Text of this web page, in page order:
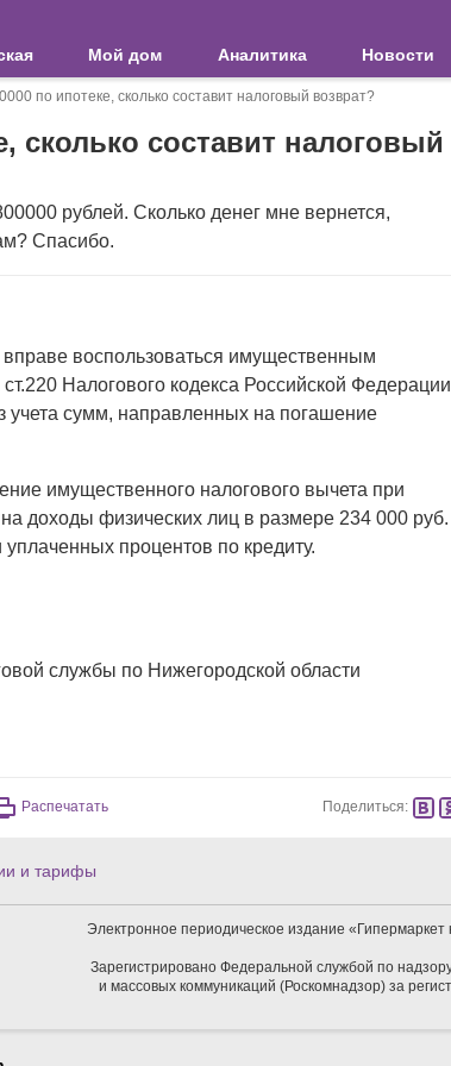
Мой дом Аналитика Новости
по ипотеке, сколько составит налоговый возврат?
сколько составит
рублей. Сколько денег мне вернется,
Спасибо.
воспользоваться имущественным
Налогового кодекса Российской
сумм, направленных на погашение
имущественного налогового вычета при
доходы физических лиц в размере 234 000 руб.
процентов по кредиту.
службы по Нижегородской области
Распечатать Поделиться:
и тарифы
Электронное периодическое издание
Зарегистрировано Федеральной службой по
и массовых коммуникаций (Роскомнадзор) за